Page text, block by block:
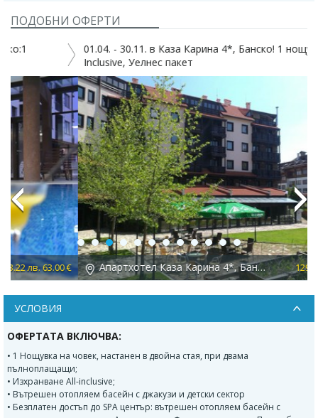
ПОДОБНИ ОФЕРТИ
01.04. - 30.11. в Каза Карина 4*, Банско! 1 нощувка, All
Inclusive, Уелнес пакет
Апартхотел Каза Карина 4*, Банско 129.08 лв. 66.00 €
Previous Next
УСЛОВИЯ
ОФЕРТАТА ВКЛЮЧВА:
• 1 Нощувка на човек, настанен в двойна стая, при двама
пълноплащащи;
• Изхранване All-inclusive;
• Вътрешен отопляем басейн с джакузи и детски сектор
• Безплатен достъп до SPA център: вътрешен отопляем басейн с